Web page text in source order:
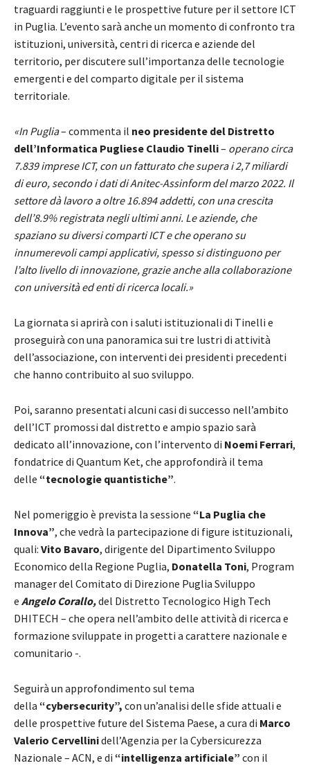
traguardi raggiunti e le prospettive future per il settore ICT
in Puglia. L’evento sarà anche un momento di confronto tra
istituzioni, università, centri di ricerca e aziende del
territorio, per discutere sull’importanza delle tecnologie
emergenti e del comparto digitale per il sistema
territoriale.
«In Puglia– commenta il neo presidente del Distretto
dell’Informatica Pugliese Claudio Tinelli– operano circa
7.839 imprese ICT, con un fatturato che supera i 2,7 miliardi
di euro, secondo i dati di Anitec-Assinform del marzo 2022. Il
settore dà lavoro a oltre 16.894 addetti, con una crescita
dell’8.9% registrata negli ultimi anni. Le aziende, che
spaziano su diversi comparti ICT e che operano su
innumerevoli campi applicativi, spesso si distinguono per
l’alto livello di innovazione, grazie anche alla collaborazione
con università ed enti di ricerca locali.»
La giornata si aprirà con i saluti istituzionali di Tinelli e
proseguirà con una panoramica sui tre lustri di attività
dell’associazione, con interventi dei presidenti precedenti
che hanno contribuito al suo sviluppo.
Poi, saranno presentati alcuni casi di successo nell’ambito
dell’ICT promossi dal distretto e ampio spazio sarà
dedicato all’innovazione, con l’intervento di Noemi Ferrari,
fondatrice di Quantum Ket, che approfondirà il tema
delle “tecnologie quantistiche”.
Nel pomeriggio è prevista la sessione “La Puglia che
Innova”, che vedrà la partecipazione di figure istituzionali,
quali: Vito Bavaro, dirigente del Dipartimento Sviluppo
Economico della Regione Puglia, Donatella Toni, Program
manager del Comitato di Direzione Puglia Sviluppo
e Angelo Corallo,del Distretto Tecnologico High Tech
DHITECH – che opera nell’ambito delle attività di ricerca e
formazione sviluppate in progetti a carattere nazionale e
comunitario -.
Seguirà un approfondimento sul tema
della “cybersecurity”, con un’analisi delle sfide attuali e
delle prospettive future del Sistema Paese, a cura di Marco
Valerio Cervellinidell’Agenzia per la Cybersicurezza
Nazionale – ACN, e di “intelligenza artificiale” con il